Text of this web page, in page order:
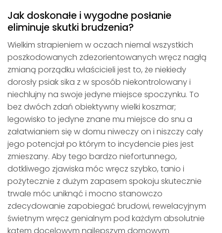
Jak doskonałe i wygodne posłanie
eliminuje skutki brudzenia?
Wielkim strapieniem w oczach niemal wszystkich
poszkodowanych zdezorientowanych wręcz nagłą
zmianą porządku właścicieli jest to, że niekiedy
dorosły psiak sika z w sposób niekontrolowany i
niechlujny na swoje jedyne miejsce spoczynku. To
bez dwóch zdań obiektywny wielki koszmar;
legowisko to jedyne znane mu miejsce do snu a
załatwianiem się w domu niweczy on i niszczy cały
jego potencjał po którym to incydencie pies jest
zmieszany. Aby tego bardzo niefortunnego,
dotkliwego zjawiska móc wręcz szybko, tanio i
pożytecznie z dużym zapasem spokoju skutecznie
trwale móc uniknąć i mocno stanowczo
zdecydowanie zapobiegać brudowi, rewelacyjnym
świetnym wręcz genialnym pod każdym absolutnie
kątem docelowym najlepszym domowym